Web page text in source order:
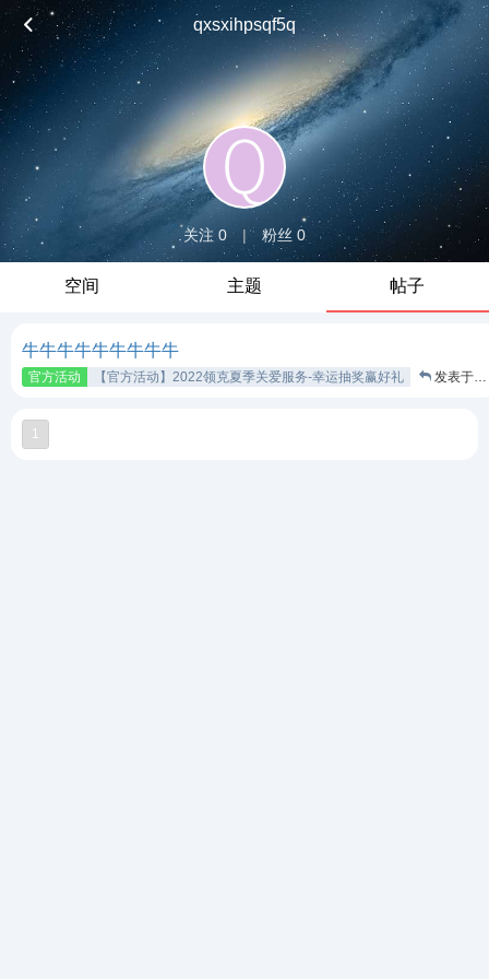
qxsxihpsqf5q
关注 0 | 粉丝 0
空间 主题 帖子
牛牛牛牛牛牛牛牛牛
官方活动 【官方活动】2022领克夏季关爱服务-幸运抽奖赢好礼 发表于 2022-7-23
1